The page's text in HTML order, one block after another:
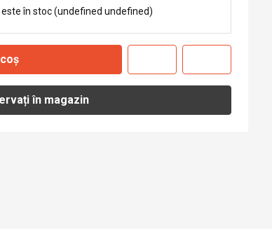
este în stoc (undefined undefined)
în magazin